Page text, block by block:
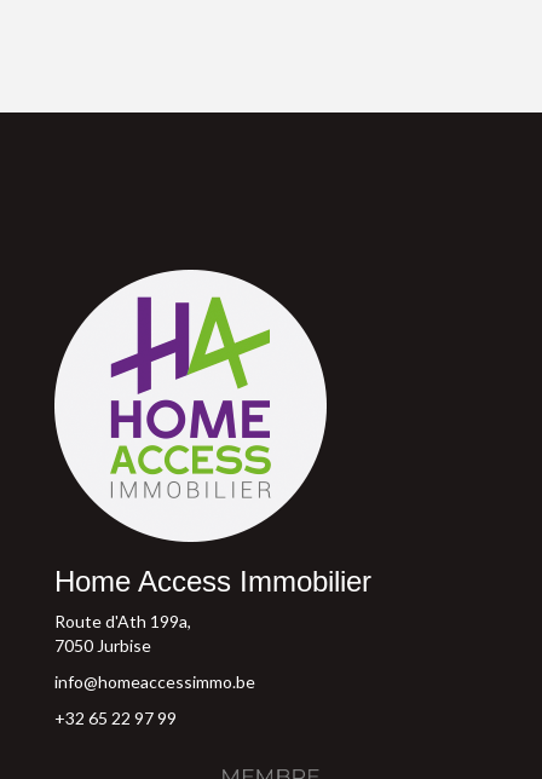
Home Access Immobilier
Route d'Ath 199a,
7050 Jurbise
info@homeaccessimmo.be
+32 65 22 97 99